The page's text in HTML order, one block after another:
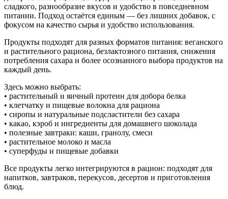
сладкого, разнообразие вкусов и удобство в повседневном
питании. Подход остаётся единым — без лишних добавок, с
фокусом на качество сырья и удобство использования.
Продукты подходят для разных форматов питания: веганского
и растительного рациона, безлактозного питания, снижения
потребления сахара и более осознанного выбора продуктов на
каждый день.
Здесь можно выбрать:
• растительный и яичный протеин для добора белка
• клетчатку и пищевые волокна для рациона
• сиропы и натуральные подсластители без сахара
• какао, кэроб и ингредиенты для домашнего шоколада
• полезные завтраки: каши, гранолу, смеси
• растительное молоко и масла
• суперфуды и пищевые добавки
Все продукты легко интегрируются в рацион: подходят для
напитков, завтраков, перекусов, десертов и приготовления
блюд.